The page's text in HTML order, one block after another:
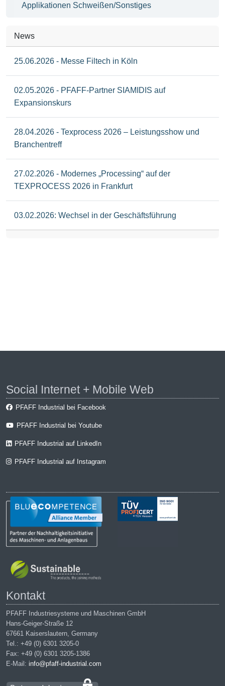
Applikationen Schweißen/Sonstiges
News
25.06.2026 - Messe Filtech in Köln
02.05.2026 - PFAFF-Partner SIAMIDIS auf
Expansionskurs
28.04.2026 - Texprocess 2026 – Leistungsshow und
Branchentreff
27.02.2026 - Modernes „Processing“ auf der
TEXPROCESS 2026 in Frankfurt
03.02.2026: Wechsel in der Geschäftsführung
Social Internet + Mobile Web
PFAFF Industrial bei Facebook
PFAFF Industrial bei Youtube
PFAFF Industrial auf LinkedIn
PFAFF Industrial auf Instagram
Kontakt
PFAFF Industriesysteme und Maschinen GmbH
Hans-Geiger-Straße 12
67661 Kaiserslautern, Germany
Tel.: +49 (0) 6301 3205-0
Fax: +49 (0) 6301 3205-1386
E-Mail: info@pfaff-industrial.com